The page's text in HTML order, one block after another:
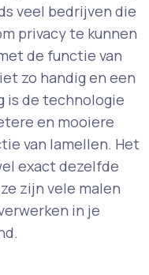
veel bedrijven die
privacy te kunnen
de functie van
zo handig en een
is de technologie
en mooiere
van lamellen. Het
exact dezelfde
zijn vele malen
in je